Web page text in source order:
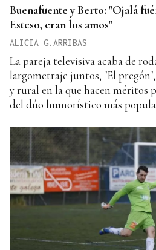
Buenafuente y Berto: "Ojalá
Esteso, eran los amos"
ALICIA G.ARRIBAS
La pareja televisiva acaba de
largometraje juntos, "El
y rural en la que hacen méritos
del dúo humorístico más